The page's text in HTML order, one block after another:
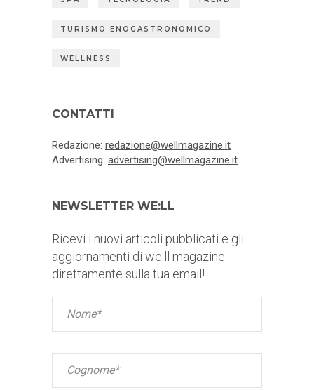
TURISMO ENOGASTRONOMICO
WELLNESS
CONTATTI
Redazione: redazione@wellmagazine.it
Advertising: advertising@wellmagazine.it
NEWSLETTER WE:LL
Ricevi i nuovi articoli pubblicati e gli
aggiornamenti di we:ll magazine
direttamente sulla tua email!